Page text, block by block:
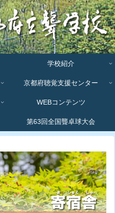
学校紹介
京都府聴覚支援センター
WEBコンテンツ
第63回全国聾卓球大会